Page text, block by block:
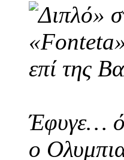
Έφυγε…
ο